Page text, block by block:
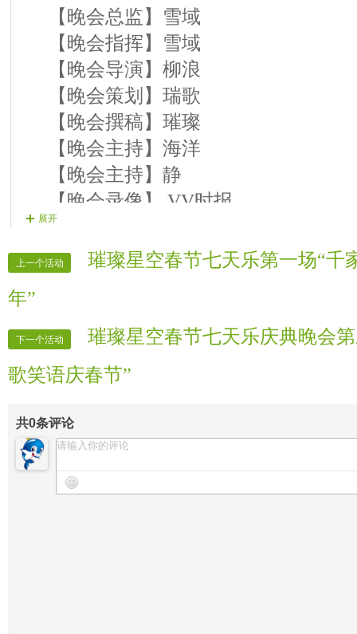
【晚会总监】雪域
【晚会指挥】雪域
【晚会导演】柳浪
【晚会策划】瑞歌
【晚会撰稿】璀璨
【晚会主持】海洋
【晚会主持】静
【晚会录像】 VV时报
【晚会报道】 VV时报
【晚会广播】 语涵
【晚会片花】 凌峰
【晚会片花】 语涵
【晚会片花】 兰曦
【晚会联络】 蓦然
【晚会递麦】 柳浪
【晚会护麦】 柳浪
【晚会协调】 元爱
【晚会保安】 大漠
展开
上一个活动
璀璨星空春节七天乐第一场“千
年”
下一个活动
璀璨星空春节七天乐庆典晚会
歌笑语庆春节”
共0条评论